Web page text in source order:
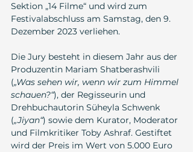
Sektion „14 Filme“ und wird zum
Festivalabschluss am Samstag, den 9.
Dezember 2023 verliehen.
Die Jury besteht in diesem Jahr aus der
Produzentin Mariam Shatberashvili
(„Was sehen wir, wenn wir zum Himmel
schauen?“), der Regisseurin und
Drehbuchautorin Süheyla Schwenk
(„Jiyan“) sowie dem Kurator, Moderator
und Filmkritiker Toby Ashraf. Gestiftet
wird der Preis im Wert von 5.000 Euro